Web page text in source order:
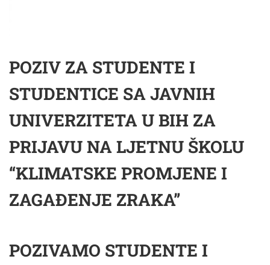
POZIV ZA STUDENTE I
STUDENTICE SA JAVNIH
UNIVERZITETA U BIH ZA
PRIJAVU NA LJETNU ŠKOLU
“KLIMATSKE PROMJENE I
ZAGAĐENJE ZRAKA”
POZIVAMO STUDENTE I